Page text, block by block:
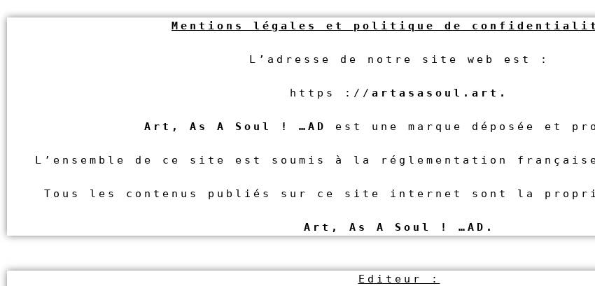
Mentions légales et politique de
L’adresse de notre site web est :
https :// artasasoul.art.
Art, As A Soul ! …AD est une marque déposée et
L’ensemble de ce site est soumis à la réglementation
Tous les contenus publiés sur ce site internet sont la
Art, As A Soul ! …AD.
Editeur :